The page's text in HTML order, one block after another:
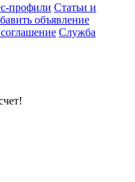
профили Статьи и
объявление
Служба